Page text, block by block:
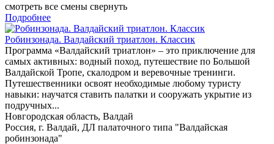
смотреть все смены свернуть
Подробнее
Робинзонада. Валдайский триатлон. Классик
Программа «Валдайский триатлон» – это приключение для
самых активных: водный поход, путешествие по Большой
Валдайской Тропе, скалодром и веревочные тренинги.
Путешественники освоят необходимые любому туристу
навыки: научатся ставить палатки и сооружать укрытие из
подручных...
Новгородская область, Валдай
Россия, г. Валдай, ДЛ палаточного типа "Валдайская
робинзонада"